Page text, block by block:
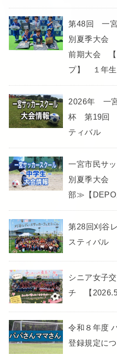
第48回 一宮
別夏季大会
前期大会 【
プ】 １年生
2026年 一
杯 第19回
ティバル
一宮市民サ
別夏季大会
部≫【DEPO
第28回刈谷
スティバル
シニア女子
チ 【
令和８年度
登録規定に